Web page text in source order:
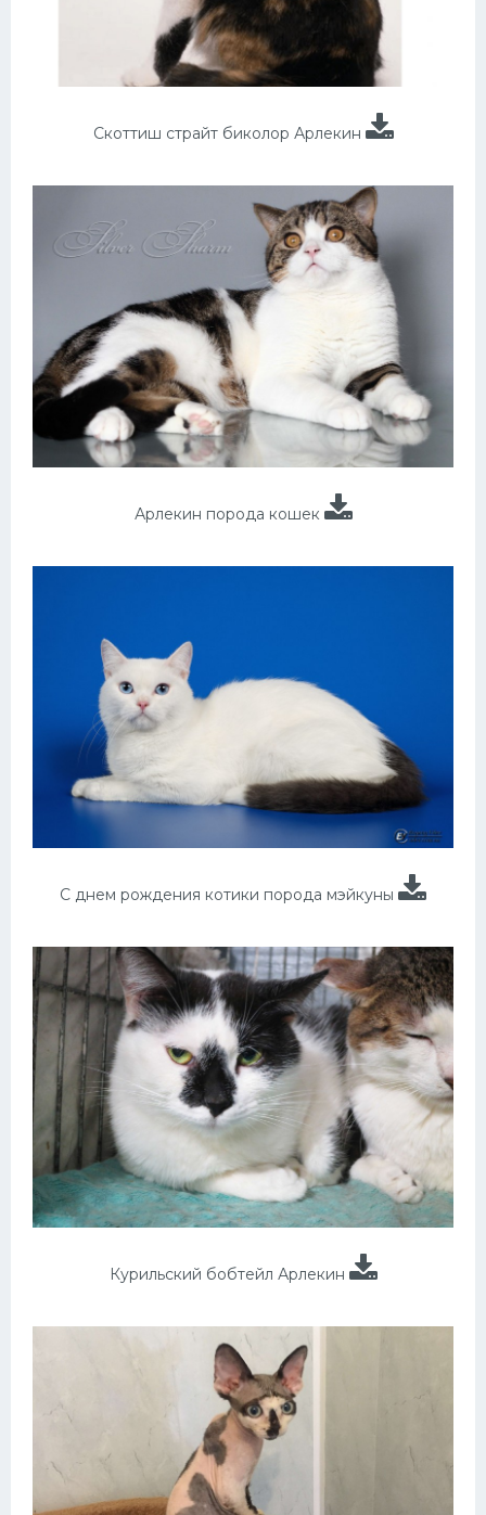
Скоттиш страйт биколор Арлекин
Арлекин порода кошек
С днем рождения котики порода мэйкуны
Курильский бобтейл Арлекин